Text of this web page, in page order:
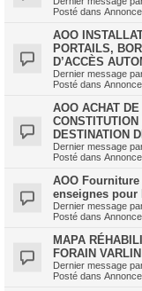
Posté dans
AOO
PORTAILS,
D’ACCÈS
Dernier message
Posté dans
AOO ACHAT
DESTINATION
Dernier message
Posté dans
AOO
enseignes
Dernier message
Posté dans
MAPA
FORAIN VARLIN
Dernier message
Posté dans